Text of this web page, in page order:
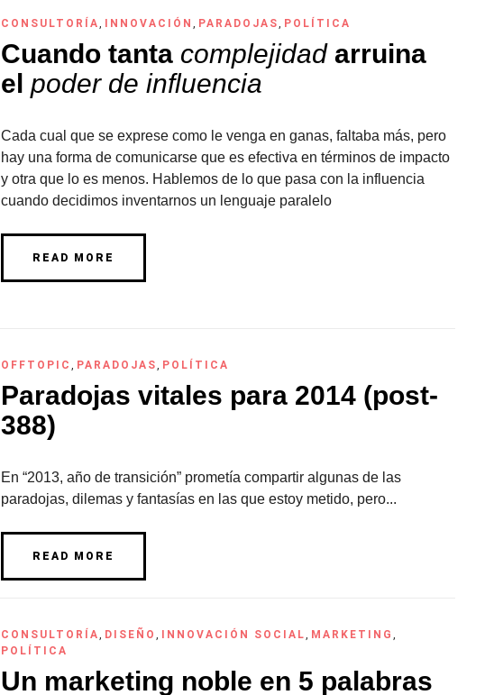
CONSULTORÍA, INNOVACIÓN , PARADOJAS, POLÍTICA
Cuando tanta complejidadarruina
el poder de influencia
Cada cual que se exprese como le venga en ganas, faltaba más, pero
hay una forma de comunicarse que es efectiva en términos de impacto
y otra que lo es menos. Hablemos de lo que pasa con la influencia
cuando decidimos inventarnos un lenguaje paralelo
READ MORE
OFFTOPIC , PARADOJAS, POLÍTICA
Paradojas vitales para 2014 (post-
388)
En “2013, año de transición” prometía compartir algunas de las
paradojas, dilemas y fantasías en las que estoy metido, pero...
READ MORE
CONSULTORÍA, DISEÑO , INNOVACIÓN SOCIAL, MARKETING ,
POLÍTICA
Un marketing noble en 5 palabras